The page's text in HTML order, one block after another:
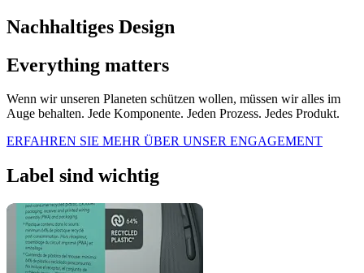
Nachhaltiges Design
Everything matters
Wenn wir unseren Planeten schützen wollen, müssen wir alles im
Auge behalten. Jede Komponente. Jeden Prozess. Jedes Produkt.
ERFAHREN SIE MEHR ÜBER UNSER ENGAGEMENT
Label sind wichtig